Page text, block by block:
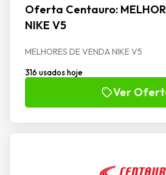
Oferta Centauro:
NIKE V5
MELHORES DE VENDA NIKE V5
316 usados hoje
Ver